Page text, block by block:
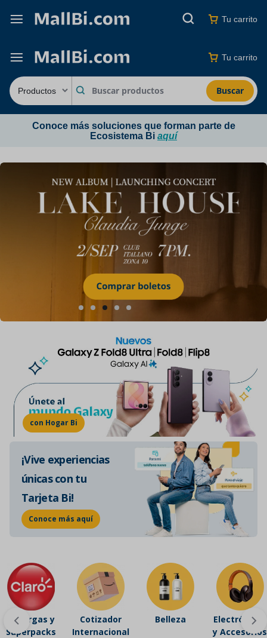
Tu carrito
Buscar
Tu carrito
Conoce más soluciones que forman parte de
Ecosistema Bi aquí
con Hogar Bi
¡Vive experiencias
únicas con tu
Tarjeta Bi!
Conoce más aquí
Recargas y
Superpacks
Cotizador
Internacional
Belleza
Electrónicos
y Accesorios